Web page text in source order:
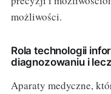
możliwości.
Rola technologii
diagnozowaniu i
Aparaty medyczne,